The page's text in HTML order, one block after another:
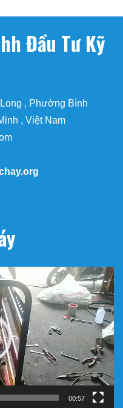
Đầu Tư Kỹ
, Phường Bình
, Việt Nam
00:57